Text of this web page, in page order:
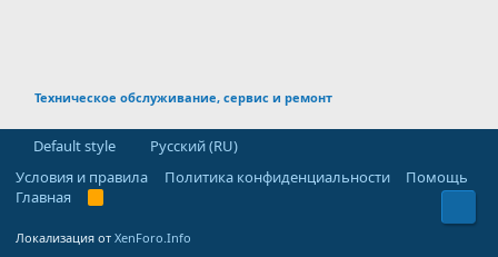
Техническое обслуживание, сервис и ремонт
Default style
Русский (RU)
Условия и правила
Политика конфиденциальности
Помощь
Главная
R
Локализация от XenForo.Info